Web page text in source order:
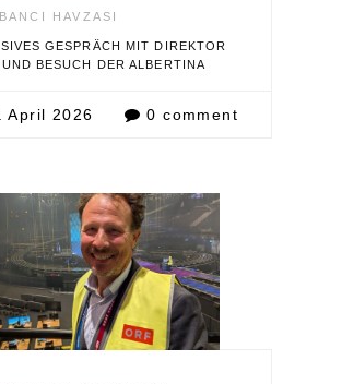
HAVZASI
GESPRÄCH MIT DIREKTOR
BESUCH DER ALBERTINA
April 2026 0 comment